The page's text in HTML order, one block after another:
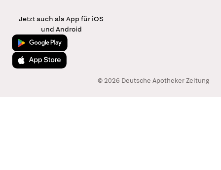
Jetzt auch als App für iOS
und Android
Jetzt bei Google Play
Laden im App Store
© 2026 Deutsche Apotheker Zeitung